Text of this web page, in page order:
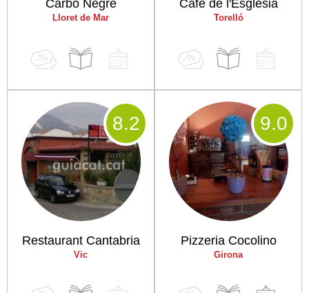
Carbó Negre
Lloret de Mar
Cafè de l'Església
Torelló
Restaurant Cantabria
Vic
8.2
Pizzeria Cocolino
Girona
9.0